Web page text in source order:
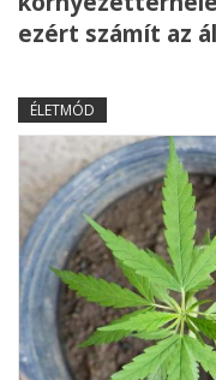
ezért számít az
ÉLETMÓD